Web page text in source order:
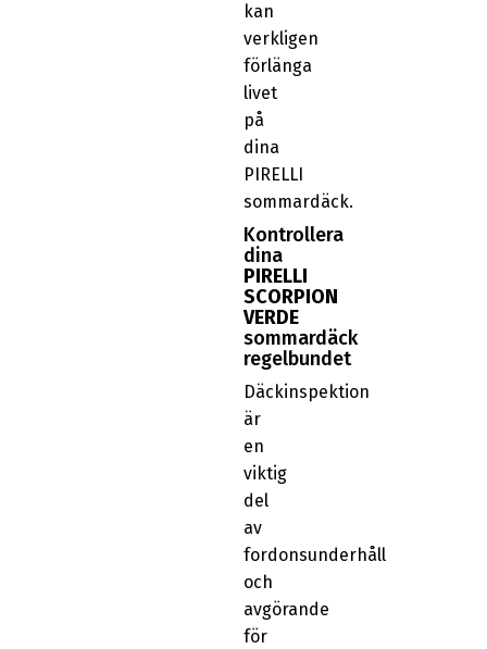
kan
verkligen
förlänga
livet
på
dina
PIRELLI
sommardäck.
Kontrollera
dina
PIRELLI
SCORPION
VERDE
sommardäck
regelbundet
Däckinspektion
är
en
viktig
del
av
fordonsunderhåll
och
avgörande
för